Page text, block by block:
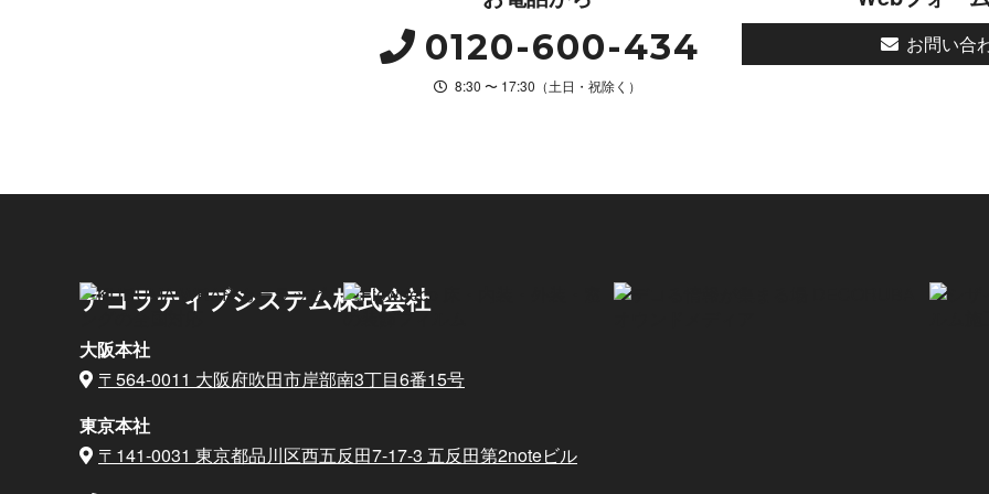
0120-600-434
8:30 〜 17:30（土日・祝除く）
お問い合
デコラティブシステム株式会社
大阪本社
〒564-0011 大阪府吹田市岸部南3丁目6番15号
東京本社
〒141-0031 東京都品川区西五反田7-17-3 五反田第2noteビル